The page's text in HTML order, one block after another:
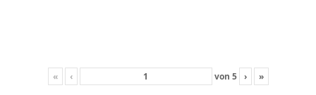
« ‹ von 5 › »